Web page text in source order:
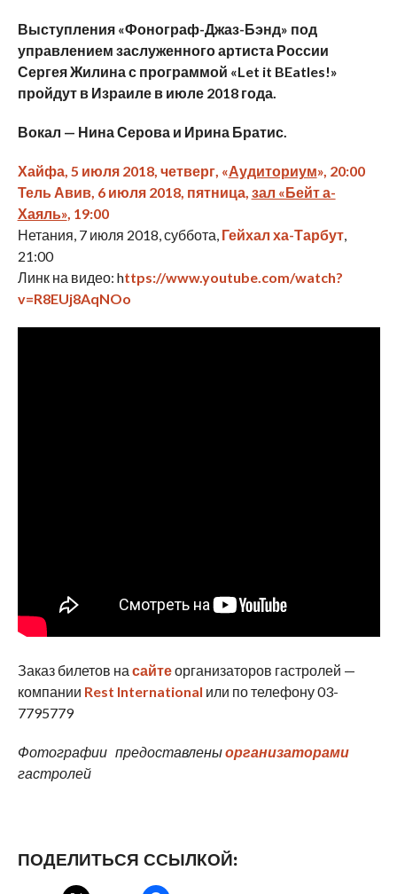
Выступления «Фонограф-Джаз-Бэнд» под
управлением заслуженного артиста России
Сергея Жилина с программой «Let it BEatles!»
пройдут в Израиле в июле 2018 года.
Вокал — Нина Серова и Ирина Братис.
Хайфа, 5 июля 2018, четверг, «Аудиториум», 20:00
Тель Авив, 6 июля 2018, пятница, зал «Бейт а-
Хаяль», 19:00
Нетания, 7 июля 2018, суббота, Гейхал ха-Тарбут,
21:00
Линк на видео: https://www.youtube.com/watch?
v=R8EUj8AqNOo
Заказ билетов на сайтеорганизаторов гастролей —
компании Rest International или по телефону 03-
7795779
Фотографии предоставленыорганизаторами
гастролей
ПОДЕЛИТЬСЯ ССЫЛКОЙ: